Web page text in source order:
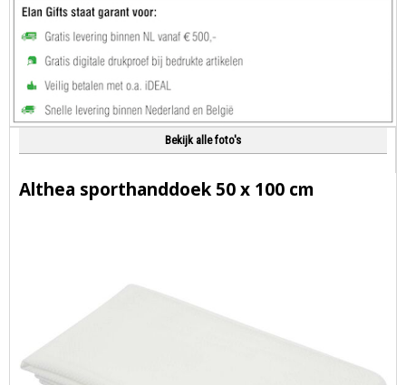
Bekijk alle foto's
Althea sporthanddoek 50 x 100 cm